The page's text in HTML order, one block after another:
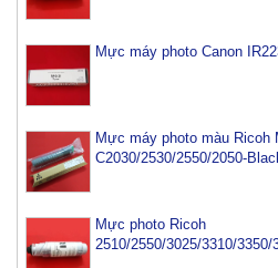
Mực máy photo Canon
Mực máy photo màu Ricoh
C2030/2530/2550/2050-
Mực photo Ricoh
2510/2550/3025/3310/3350/